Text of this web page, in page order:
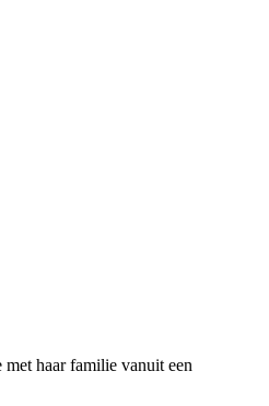
haar familie vanuit een